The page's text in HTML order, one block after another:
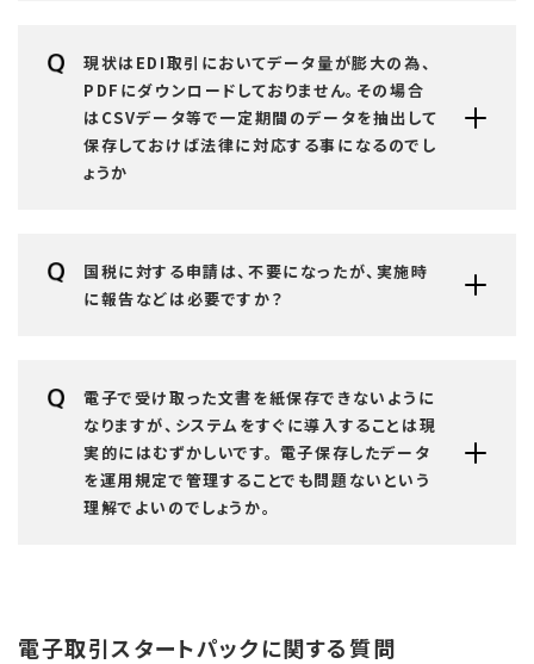
現状はEDI取引においてデータ量が膨大の為、
PDFにダウンロードしておりません。その場合
はCSVデータ等で一定期間のデータを抽出して
保存しておけば法律に対応する事になるのでし
ょうか
国税に対する申請は、不要になったが、実施時
に報告などは必要ですか？
電子で受け取った文書を紙保存できないように
なりますが、システムをすぐに導入することは現
実的にはむずかしいです。 電子保存したデータ
を運用規定で管理することでも問題ないという
理解でよいのでしょうか。
電子取引スタートパックに関する質問